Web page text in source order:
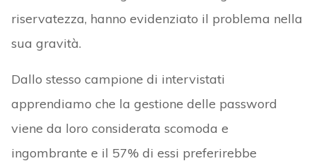
riservatezza, hanno evidenziato il problema nella
sua gravità.
Dallo stesso campione di intervistati
apprendiamo che la gestione delle password
viene da loro considerata scomoda e
ingombrante e il 57% di essi preferirebbe